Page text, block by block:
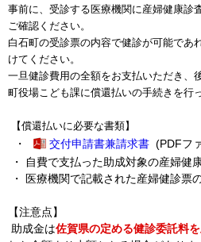
事前に、受診する医療機関に産婦健康診
ご確認ください。
白石町の受診票の内容で健診が可能であ
けてください。
一旦健診費用の全額をお支払いただき、
町役場こども課に償還払いの手続きを行
【償還払いに必要な書類】
・ 交付申請書兼請求書 (PDFフ
・
自費で支払った助成対象の産婦健
・ 医療機関で記載された産婦健診票
【注意点】
助成金は佐賀県の定める健診委託料